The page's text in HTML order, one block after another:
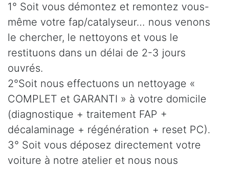
1° Soit vous démontez et remontez vous-
même votre fap/catalyseur… nous venons
le chercher, le nettoyons et vous le
restituons dans un délai de 2-3 jours
ouvrés.
2°Soit nous effectuons un nettoyage «
COMPLET et GARANTI » à votre domicile
(diagnostique + traitement FAP +
décalaminage + régénération + reset PC).
3° Soit vous déposez directement votre
voiture à notre atelier et nous nous